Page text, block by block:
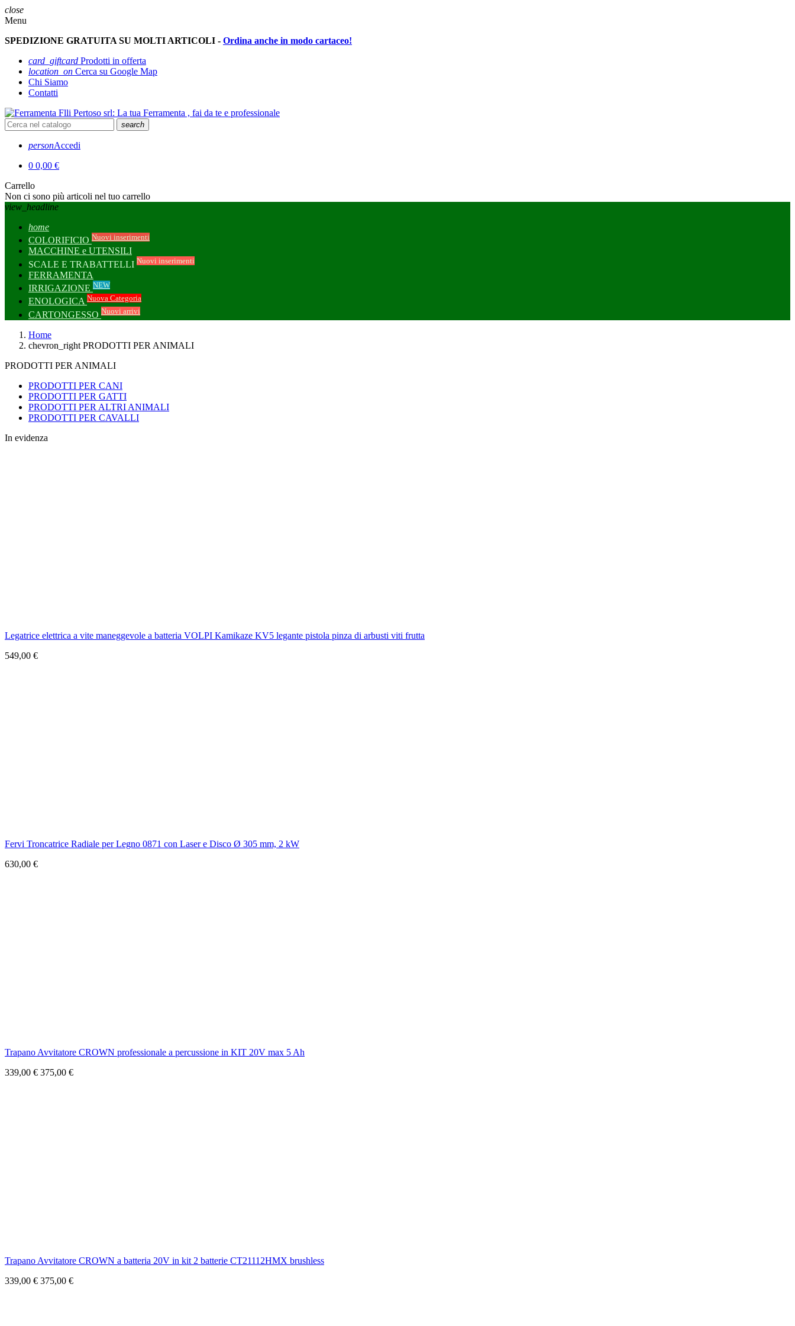
close
Menu
SPEDIZIONE GRATUITA SU MOLTI ARTICOLI - Ordina anche in modo cartaceo!
card_giftcard Prodotti in offerta
location_on Cerca su Google Map
Chi Siamo
Contatti
search
personAccedi
0 0,00 €
Carrello
Non ci sono più articoli nel tuo carrello
view_headline
home
COLORIFICIO Nuovi inserimenti
MACCHINE e UTENSILI
SCALE E TRABATTELLI Nuovi inserimenti
FERRAMENTA
IRRIGAZIONE NEW
ENOLOGICA Nuova Categoria
CARTONGESSO Nuovi arrivi
Home
chevron_right PRODOTTI PER ANIMALI
PRODOTTI PER ANIMALI
PRODOTTI PER CANI
PRODOTTI PER GATTI
PRODOTTI PER ALTRI ANIMALI
PRODOTTI PER CAVALLI
In evidenza
Legatrice elettrica a vite maneggevole a batteria VOLPI Kamikaze KV5 legante pistola pinza di arbusti viti frutta
549,00 €
Fervi Troncatrice Radiale per Legno 0871 con Laser e Disco Ø 305 mm, 2 kW
630,00 €
Trapano Avvitatore CROWN professionale a percussione in KIT 20V max 5 Ah
339,00 € 375,00 €
Trapano Avvitatore CROWN a batteria 20V in kit 2 batterie CT21112HMX brushless
339,00 € 375,00 €